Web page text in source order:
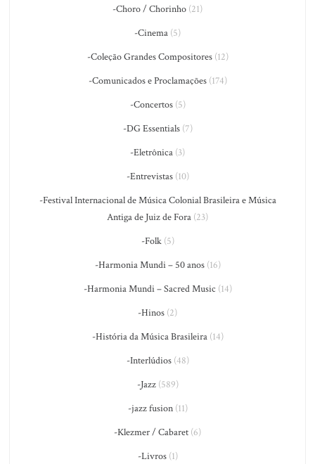
-Choro / Chorinho (21)
-Cinema (5)
-Coleção Grandes Compositores(12)
-Comunicados e Proclamações(174)
-Concertos(5)
-DG Essentials(7)
-Eletrônica (3)
-Entrevistas(10)
-Festival Internacional de Música Colonial Brasileira e Música
Antiga de Juiz de Fora (23)
-Folk(5)
-Harmonia Mundi – 50 anos(16)
-Harmonia Mundi – Sacred Music (14)
-Hinos (2)
-História da Música Brasileira(14)
-Interlúdios(48)
-Jazz(589)
-jazz fusion(11)
-Klezmer / Cabaret (6)
-Livros(1)